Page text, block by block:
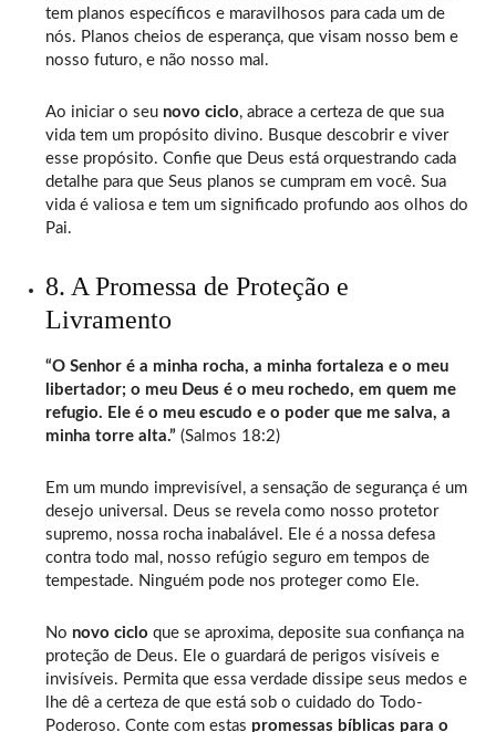
tem planos específicos e maravilhosos para cada um de
nós. Planos cheios de esperança, que visam nosso bem e
nosso futuro, e não nosso mal.
Ao iniciar o seu novo ciclo, abrace a certeza de que sua
vida tem um propósito divino. Busque descobrir e viver
esse propósito. Confie que Deus está orquestrando cada
detalhe para que Seus planos se cumpram em você. Sua
vida é valiosa e tem um significado profundo aos olhos do
Pai.
8. A Promessa de Proteção e
Livramento
“O Senhor é a minha rocha, a minha fortaleza e o meu
libertador; o meu Deus é o meu rochedo, em quem me
refugio. Ele é o meu escudo e o poder que me salva, a
minha torre alta.” (Salmos 18:2)
Em um mundo imprevisível, a sensação de segurança é um
desejo universal. Deus se revela como nosso protetor
supremo, nossa rocha inabalável. Ele é a nossa defesa
contra todo mal, nosso refúgio seguro em tempos de
tempestade. Ninguém pode nos proteger como Ele.
No novo ciclo que se aproxima, deposite sua confiança na
proteção de Deus. Ele o guardará de perigos visíveis e
invisíveis. Permita que essa verdade dissipe seus medos e
lhe dê a certeza de que está sob o cuidado do Todo-
Poderoso. Conte com estas promessas bíblicas para o